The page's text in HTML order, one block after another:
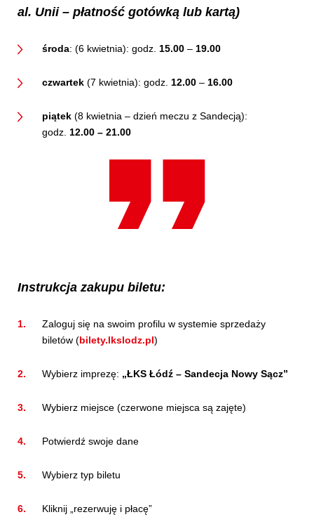
al. Unii – płatność gotówką lub kartą)
środa: (6 kwietnia): godz. 15.00 – 19.00
czwartek (7 kwietnia): godz. 12.00 – 16.00
piątek (8 kwietnia – dzień meczu z Sandecją):
godz. 12.00 – 21.00
Instrukcja zakupu biletu:
Zaloguj się na swoim profilu w systemie sprzedaży
biletów (bilety.lkslodz.pl)
Wybierz imprezę: „ŁKS Łódź – Sandecja Nowy Sącz”
Wybierz miejsce (czerwone miejsca są zajęte)
Potwierdź swoje dane
Wybierz typ biletu
Kliknij „rezerwuję i płacę”